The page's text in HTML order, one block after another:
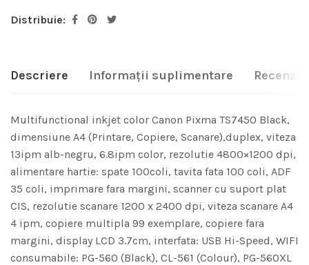
Distribuie:
Descriere Informații suplimentare Recenzii
Multifunctional inkjet color Canon Pixma TS7450 Black,
dimensiune A4 (Printare, Copiere, Scanare),duplex, viteza
13ipm alb-negru, 6.8ipm color, rezolutie 4800×1200 dpi,
alimentare hartie: spate 100coli, tavita fata 100 coli, ADF
35 coli, imprimare fara margini, scanner cu suport plat
CIS, rezolutie scanare 1200 x 2400 dpi, viteza scanare A4
4 ipm, copiere multipla 99 exemplare, copiere fara
margini, display LCD 3.7cm, interfata: USB Hi-Speed, WIFI
consumabile: PG-560 (Black), CL-561 (Colour), PG-560XL